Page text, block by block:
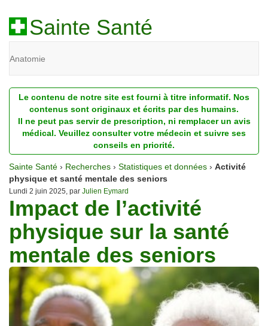
Sainte Santé
Anatomie
Diagnostic
Dossiers
Homéopathie
Nutrition
Pathologie
Psychologie
Recherches
Traitements
Le contenu de notre site est fourni à titre informatif. Nos
contenus sont originaux et écrits par des humains.
Il ne peut pas servir de prescription, ni remplacer un avis
médical. Veuillez consulter votre médecin et suivre ses
conseils en priorité.
Sainte Santé › Recherches › Statistiques et données › Activité
physique et santé mentale des seniors
Lundi 2 juin 2025, par Julien Eymard
Impact de l’activité
physique sur la santé
mentale des seniors